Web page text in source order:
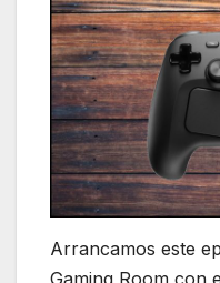
Arrancamos este